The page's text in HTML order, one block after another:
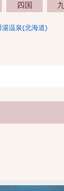
四国
湯温泉(北海道)